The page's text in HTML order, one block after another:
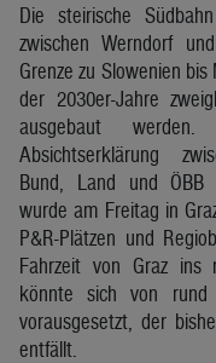
Die steirische
zwischen Werndorf
Grenze zu Slowenien bis
der 2030er-Jahre
ausgebaut werden.
Absichtserklärung
Bund, Land und ÖBB
wurde am Freitag in
P&R-Plätzen und
Fahrzeit von Graz ins
könnte sich von
vorausgesetzt, der
entfällt.